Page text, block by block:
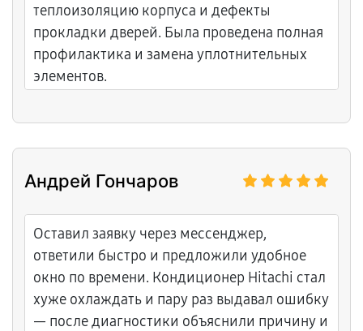
теплоизоляцию корпуса и дефекты
прокладки дверей. Была проведена полная
профилактика и замена уплотнительных
элементов.
Андрей Гончаров
Оставил заявку через мессенджер,
ответили быстро и предложили удобное
окно по времени. Кондиционер Hitachi стал
хуже охлаждать и пару раз выдавал ошибку
— после диагностики объяснили причину и